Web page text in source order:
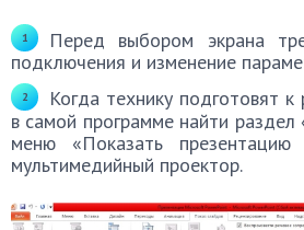
Перед выбором экрана
подключения и изменение
Когда технику подготовят
в самой программе найти
меню «Показать
мультимедийный проектор.